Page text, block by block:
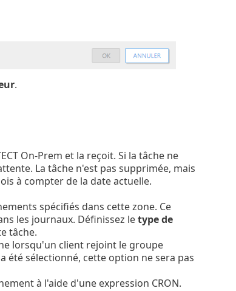
.
On-Prem et la reçoit. Si la tâche ne
La tâche n'est pas supprimée, mais
à compter de la date actuelle.
spécifiés dans cette zone. Ce
les journaux. Définissez letype de
tâche.
lorsqu'un client rejoint le groupe
été sélectionné, cette option ne sera pas
à l'aide d'une expression CRON.